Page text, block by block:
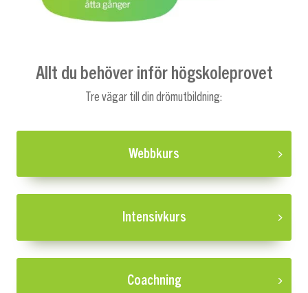
Allt du behöver inför högskoleprovet
Tre vägar till din drömutbildning:
Webbkurs
Intensivkurs
Coachning